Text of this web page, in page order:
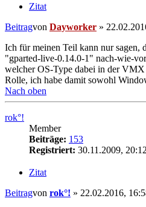
Zitat
Beitragvon Dayworker »
Ich für meinen Teil kann nur sagen,
"gparted-live-0.14.0-1" nach-wie-
welcher OS-Type dabei in der VMX
Rolle, ich habe damit sowohl
Nach oben
rok°!
Member
Beiträge: 153
Registriert: 30.11.2009, 20:12
Zitat
Beitragvon rok°! » 22.02.2016,